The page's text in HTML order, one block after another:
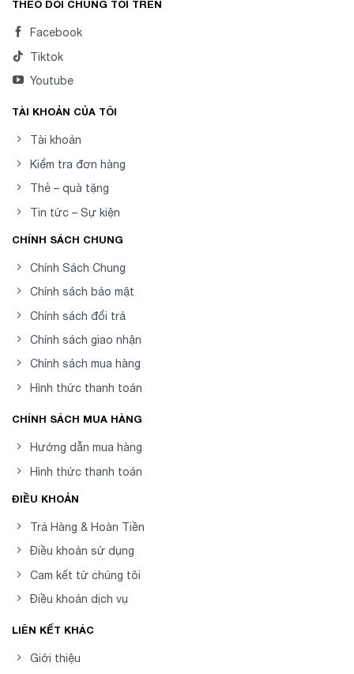
THEO DÕI CHÚNG TÔI TRÊN
Facebook
Tiktok
Youtube
TÀI KHOẢN CỦA TÔI
Tài khoản
Kiểm tra đơn hàng
Thẻ – quà tặng
Tin tức – Sự kiện
CHÍNH SÁCH CHUNG
Chính Sách Chung
Chính sách bảo mật
Chính sách đổi trả
Chính sách giao nhận
Chính sách mua hàng
Hình thức thanh toán
CHÍNH SÁCH MUA HÀNG
Hướng dẫn mua hàng
Hình thức thanh toán
ĐIỀU KHOẢN
Trả Hàng & Hoàn Tiền
Điều khoản sử dụng
Cam kết từ chúng tôi
Điều khoản dịch vụ
LIÊN KẾT KHÁC
Giới thiệu